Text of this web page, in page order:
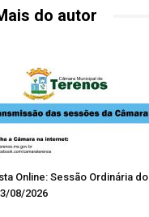
do autor
Online: Sessão Ordinária do
08/2026